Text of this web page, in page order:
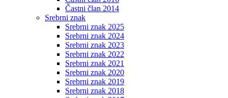
Častni član 2014
Srebrni znak
Srebrni znak 2025
Srebrni znak 2024
Srebrni znak 2023
Srebrni znak 2022
Srebrni znak 2021
Srebrni znak 2020
Srebrni znak 2019
Srebrni znak 2018